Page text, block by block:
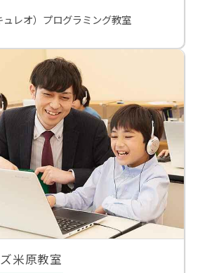
ュレオ）プログラミング教室
米原教室